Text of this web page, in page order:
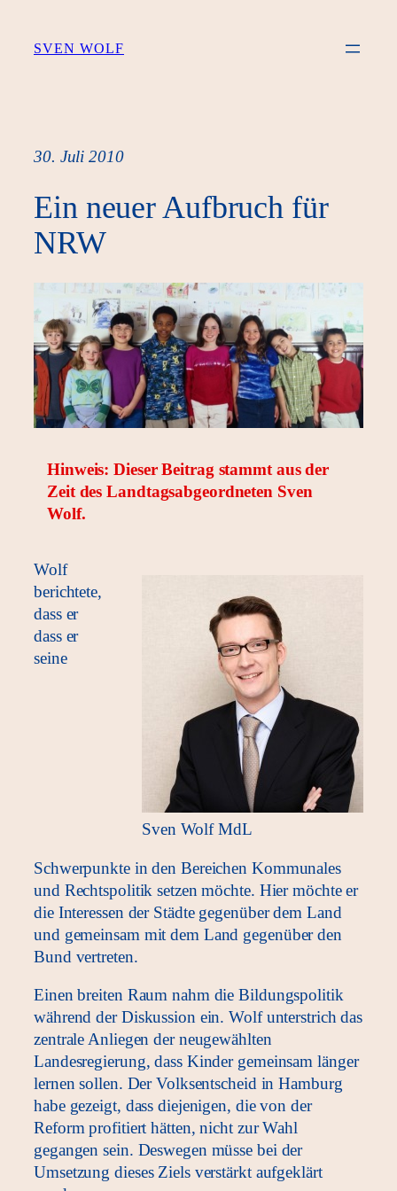
Inhalt
SVEN WOLF
30. Juli 2010
Ein neuer Aufbruch für
NRW
Hinweis: Dieser Beitrag stammt aus der
Zeit des Landtagsabgeordneten Sven
Wolf.
Sven Wolf MdL
Wolf
berichtete,
dass er
dass er
seine
Schwerpunkte in den Bereichen Kommunales
und Rechtspolitik setzen möchte. Hier möchte er
die Interessen der Städte gegenüber dem Land
und gemeinsam mit dem Land gegenüber den
Bund vertreten.
Einen breiten Raum nahm die Bildungspolitik
während der Diskussion ein. Wolf unterstrich das
zentrale Anliegen der neugewählten
Landesregierung, dass Kinder gemeinsam länger
lernen sollen. Der Volksentscheid in Hamburg
habe gezeigt, dass diejenigen, die von der
Reform profitiert hätten, nicht zur Wahl
gegangen sein. Deswegen müsse bei der
Umsetzung dieses Ziels verstärkt aufgeklärt